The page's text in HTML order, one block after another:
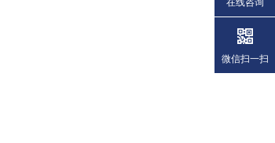
在线咨询
微信扫一扫